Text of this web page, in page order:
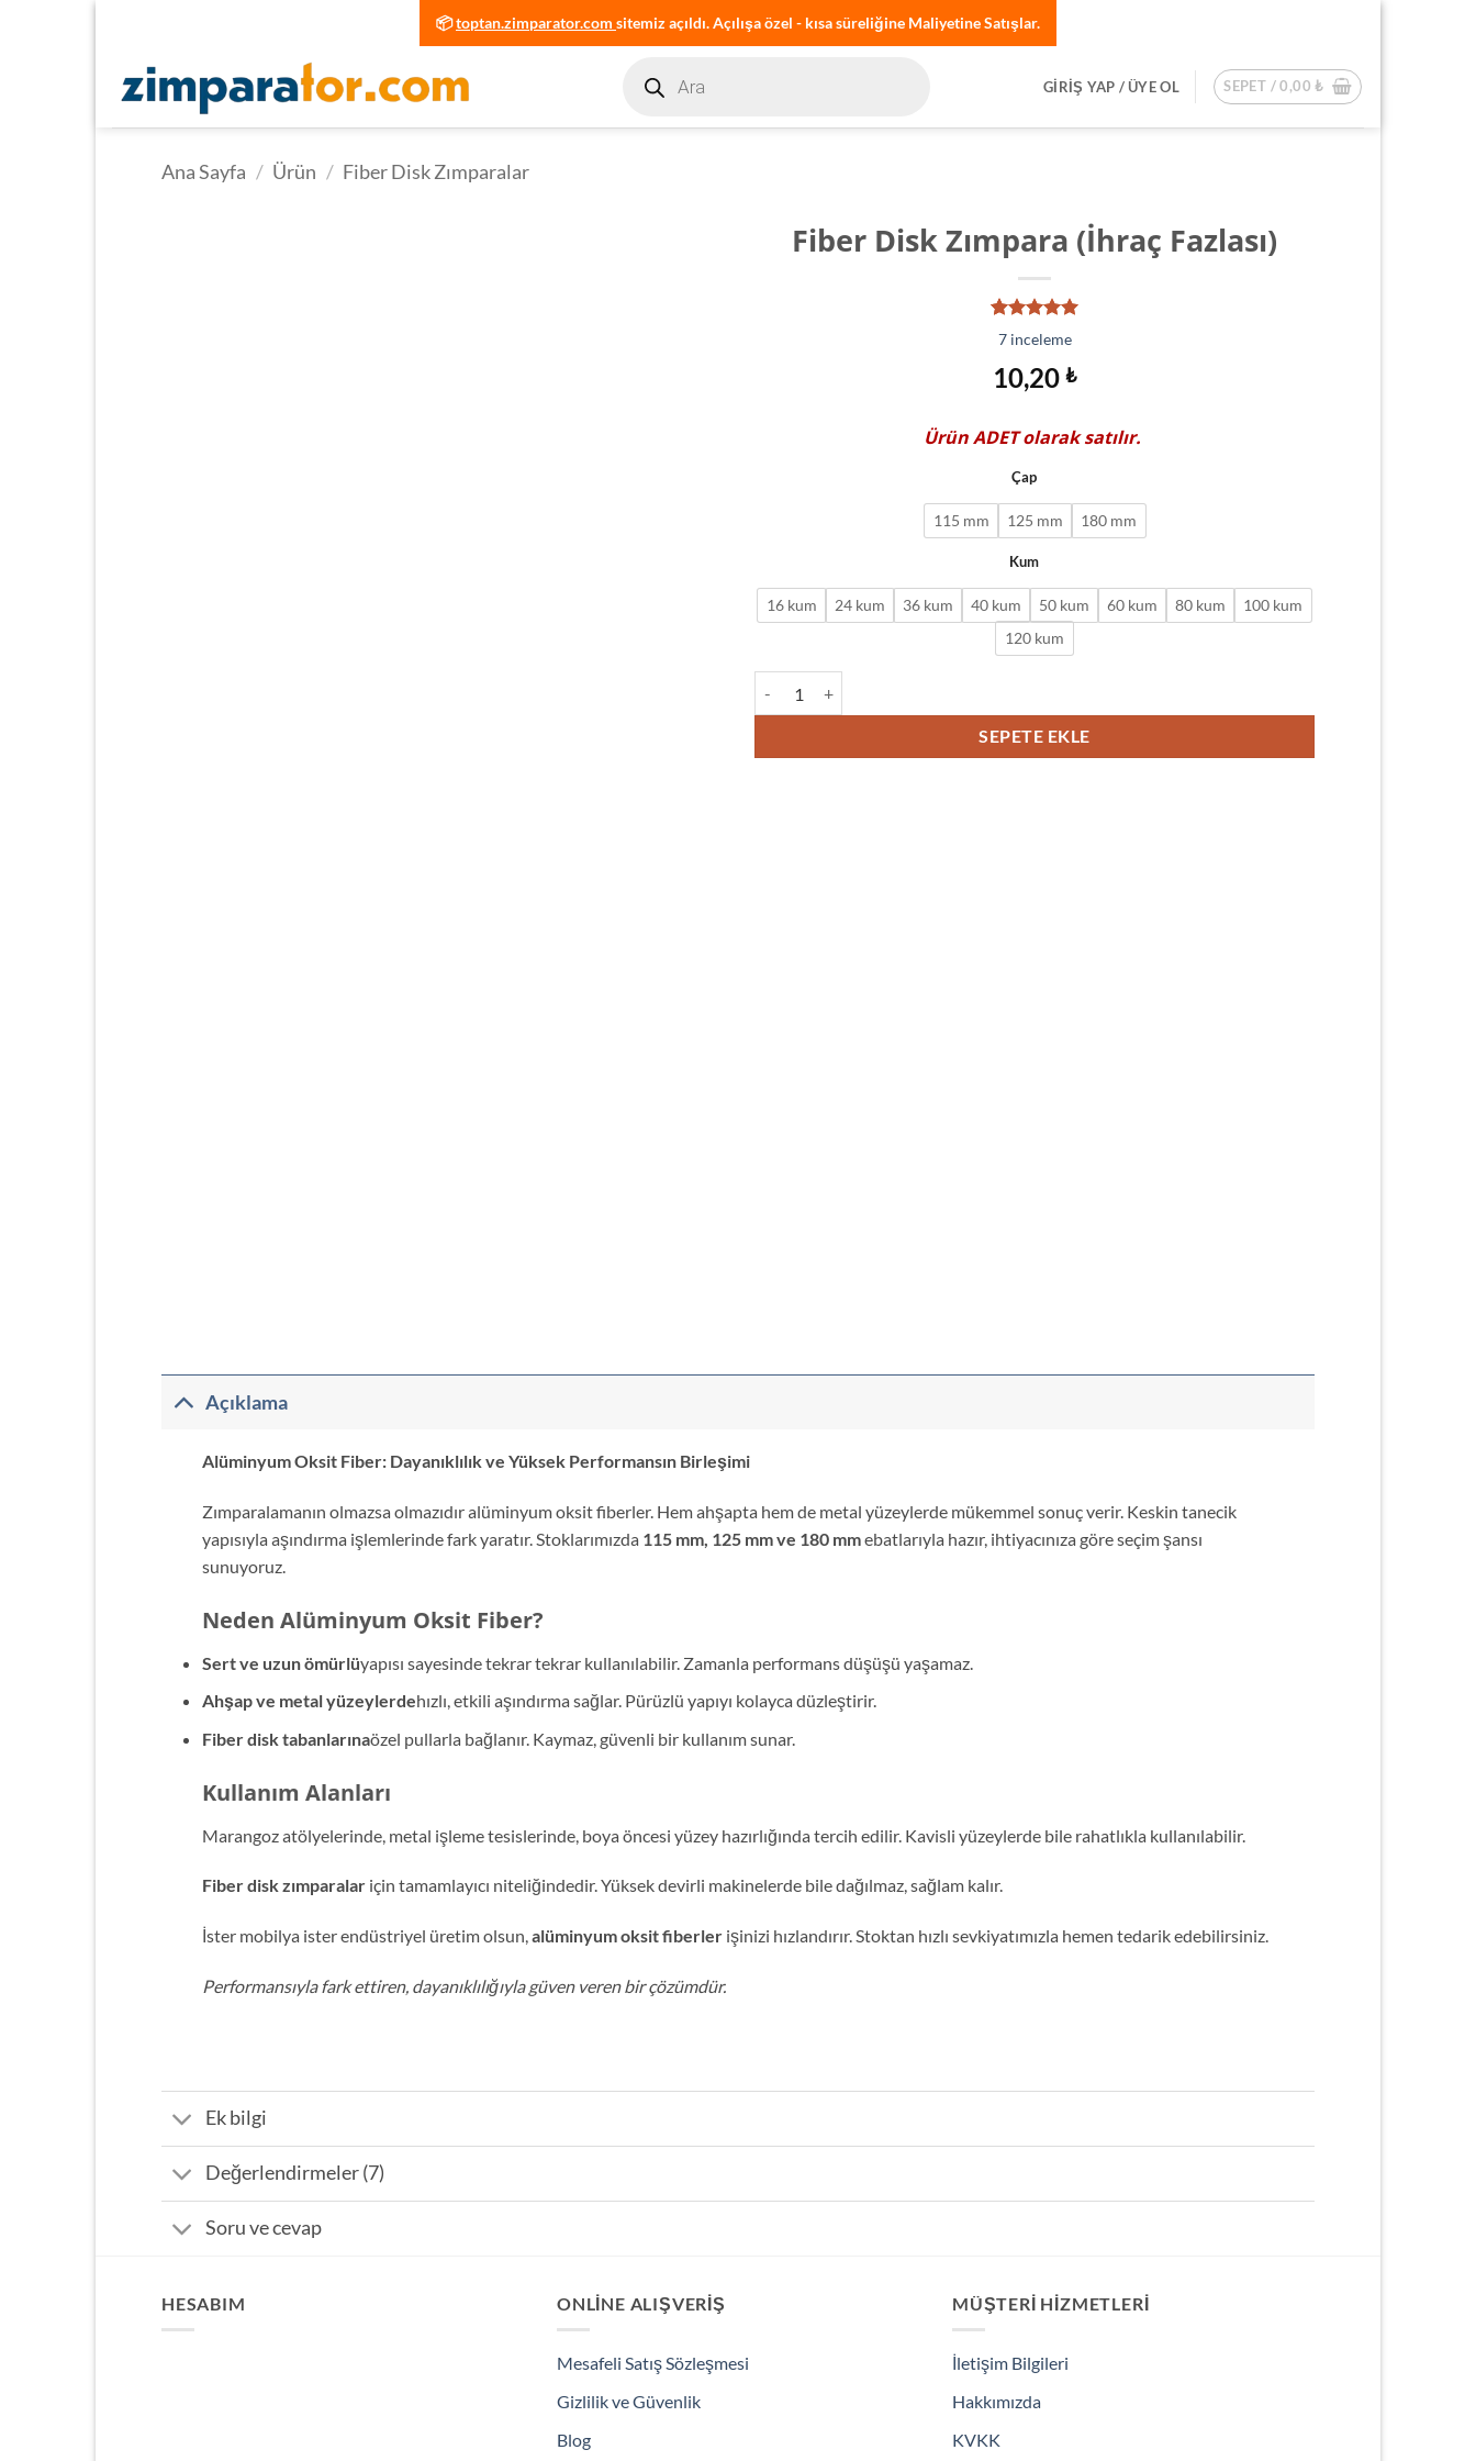
📦toptan.zimparator.com sitemiz açıldı. Açılışa özel - kısa süreliğine Maliyetine Satışlar.
search
GIRIŞ YAP / ÜYE OL SEPET /0,00₺
Ana Sayfa / Ürün / Fiber Disk Zımparalar
Fiber Disk Zımpara (İhraç Fazlası)
7müşteri
puanına
dayanarak
5 üzerinden
7inceleme
10,20 ₺
ÜrünADETolarak satılır.
Çap
115 mm 125 mm 180 mm
Kum
16 kum 24 kum 36 kum 40 kum 50 kum 60 kum 80 kum
100 kum
120 kum
SEPETE EKLE
Açıklama
Alüminyum Oksit Fiber: Dayanıklılık ve Yüksek Performansın Birleşimi
Zımparalamanın olmazsa olmazıdır alüminyum oksit fiberler. Hem ahşapta hem de metal yüzeylerde mükemmel sonuç verir. Keskin tanecik
yapısıyla aşındırma işlemlerinde fark yaratır. Stoklarımızda 115 mm, 125 mm ve 180 mmebatlarıyla hazır, ihtiyacınıza göre seçim şansı
sunuyoruz.
Neden Alüminyum Oksit Fiber?
Sert ve uzun ömürlüyapısı sayesinde tekrar tekrar kullanılabilir. Zamanla performans düşüşü yaşamaz.
Ahşap ve metal yüzeylerdehızlı, etkili aşındırma sağlar. Pürüzlü yapıyı kolayca düzleştirir.
Fiber disk tabanlarınaözel pullarla bağlanır. Kaymaz, güvenli bir kullanım sunar.
Kullanım Alanları
Marangoz atölyelerinde, metal işleme tesislerinde, boya öncesi yüzey hazırlığında tercih edilir. Kavisli yüzeylerde bile rahatlıkla kullanılabilir.
Fiber disk zımparalariçin tamamlayıcı niteliğindedir. Yüksek devirli makinelerde bile dağılmaz, sağlam kalır.
İster mobilya ister endüstriyel üretim olsun,alüminyum oksit fiberlerişinizi hızlandırır. Stoktan hızlı sevkiyatımızla hemen tedarik edebilirsiniz.
Performansıyla fark ettiren, dayanıklılığıyla güven veren bir çözümdür.
Ek bilgi
Değerlendirmeler (7)
Soru ve cevap
HESABIM ONLINE ALIŞVERIŞ
Mesafeli Satış Sözleşmesi
Gizlilik ve Güvenlik
Blog
MÜŞTERI HIZMETLERI
İletişim Bilgileri
Hakkımızda
KVKK